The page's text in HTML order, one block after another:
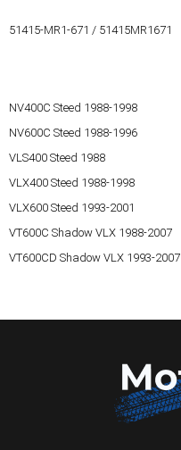
51415-MR1-671 / 51415MR1671
NV400C Steed 1988-1998
NV600C Steed 1988-1996
VLS400 Steed 1988
VLX400 Steed 1988-1998
VLX600 Steed 1993-2001
VT600C Shadow VLX 1988-2007
VT600CD Shadow VLX 1993-2007